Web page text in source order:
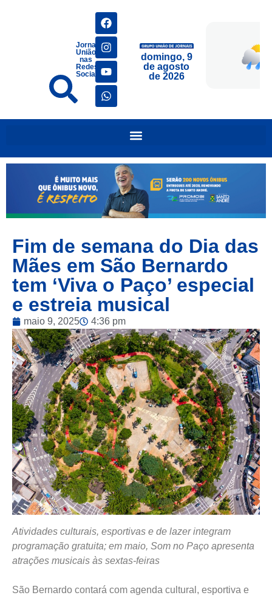
Jornais
União
nas
Redes
Sociais
domingo, 9
de agosto
de 2026
Fim de semana do Dia das
Mães em São Bernardo
tem ‘Viva o Paço’ especial
e estreia musical
maio 9, 2025 4:36 pm
Atividades culturais, esportivas e de lazer integram
programação gratuita; em maio, Som no Paço apresenta
atrações musicais às sextas-feiras
São Bernardo contará com agenda cultural, esportiva e